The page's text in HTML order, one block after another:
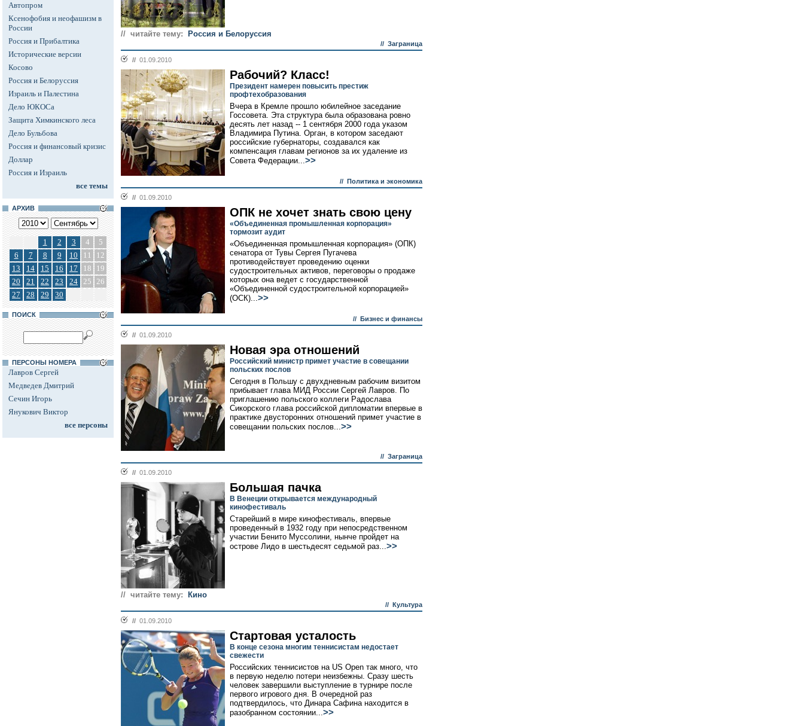
Автопром
Ксенофобия и неофашизм в
России
Россия и Прибалтика
Исторические версии
Косово
Россия и Белоруссия
Израиль и Палестина
Дело ЮКОСа
Защита Химкинского леса
Дело Бульбова
Россия и финансовый кризис
Доллар
Россия и Израиль
все темы
АРХИВ
1 2 3 4
5
6
7 8 9 10 11
12
13
14 15 16 17 18
19
20
21 22 23 24 25 26
27
28 29 30
ПОИСК
ПЕРСОНЫ НОМЕРА
Лавров Сергей
Медведев Дмитрий
Сечин Игорь
Янукович Виктор
все персоны
// читайте тему: Россия и Белоруссия
// Заграница
// 01.09.2010
Рабочий? Класс!
Президент намерен повысить престиж
профтехобразования
Вчера в Кремле прошло юбилейное заседание
Госсовета. Эта структура была образована ровно
десять лет назад -- 1 сентября 2000 года указом
Владимира Путина. Орган, в котором заседают
российские губернаторы, создавался как
компенсация главам регионов за их удаление из
Совета Федерации...>>
// Политика и экономика
// 01.09.2010
ОПК не хочет знать свою цену
«Объединенная промышленная корпорация»
тормозит аудит
«Объединенная промышленная корпорация» (ОПК)
сенатора от Тувы Сергея Пугачева
противодействует проведению оценки
судостроительных активов, переговоры о продаже
которых она ведет с государственной
«Объединенной судостроительной корпорацией»
(ОСК)...>>
// Бизнес и финансы
// 01.09.2010
Новая эра отношений
Российский министр примет участие в совещании
польских послов
Сегодня в Польшу с двухдневным рабочим визитом
прибывает глава МИД России Сергей Лавров. По
приглашению польского коллеги Радослава
Сикорского глава российской дипломатии впервые в
практике двусторонних отношений примет участие в
совещании польских послов...>>
// Заграница
// 01.09.2010
Большая пачка
В Венеции открывается международный
кинофестиваль
Старейший в мире кинофестиваль, впервые
проведенный в 1932 году при непосредственном
участии Бенито Муссолини, нынче пройдет на
острове Лидо в шестьдесят седьмой раз...>>
// читайте тему: Кино
// Культура
// 01.09.2010
Стартовая усталость
В конце сезона многим теннисистам недостает
свежести
Российских теннисистов на US Open так много, что
в первую неделю потери неизбежны. Сразу шесть
человек завершили выступление в турнире после
первого игрового дня. В очередной раз
подтвердилось, что Динара Сафина находится в
разобранном состоянии...>>